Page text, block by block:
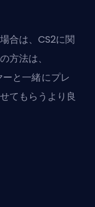
合は、CS2に関
方法は、
と一緒にプレ
てもらうより良